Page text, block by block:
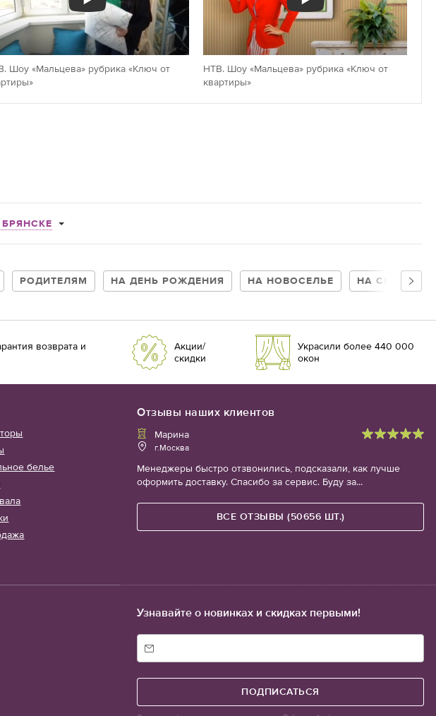
Шоу «Мальцева» рубрика «Ключ от
НТВ. Шоу «Мальцева» рубрика «Ключ от
квартиры»
РОДИТЕЛЯМ НА ДЕНЬ РОЖДЕНИЯ НА НОВОСЕЛЬЕ НА СВАДЬБУ
возврата и
Акции/
скидки
Украсили более 440 000
окон
белье
Отзывы наших клиентов
Марина
г.Москва
Менеджеры быстро отзвонились, подсказали, как лучше
оформить доставку. Спасибо за сервис. Буду за...
ВСЕ ОТЗЫВЫ (50656 ШТ.)
Узнавайте о новинках и скидках первыми!
ПОДПИСАТЬСЯ